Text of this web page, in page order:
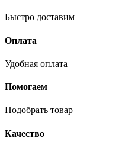
Быстро доставим
Оплата
Удобная оплата
Помогаем
Подобрать товар
Качество